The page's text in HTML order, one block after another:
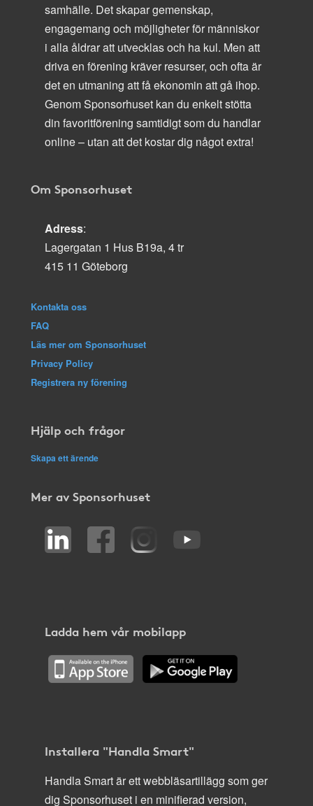
samhälle. Det skapar gemenskap,
engagemang och möjligheter för människor
i alla åldrar att utvecklas och ha kul. Men att
driva en förening kräver resurser, och ofta är
det en utmaning att få ekonomin att gå ihop.
Genom Sponsorhuset kan du enkelt stötta
din favoritförening samtidigt som du handlar
online – utan att det kostar dig något extra!
Om Sponsorhuset
Adress:
Lagergatan 1 Hus B19a, 4 tr
415 11 Göteborg
Kontakta oss
FAQ
Läs mer om Sponsorhuset
Privacy Policy
Registrera ny förening
Hjälp och frågor
Skapa ett ärende
Mer av Sponsorhuset
Ladda hem vår mobilapp
Installera "Handla Smart"
Handla Smart är ett webbläsartillägg som ger
dig Sponsorhuset i en minifierad version,